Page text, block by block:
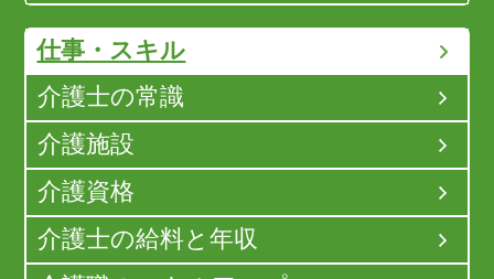
仕事・スキル
介護士の常識
介護施設
介護資格
介護士の給料と年収